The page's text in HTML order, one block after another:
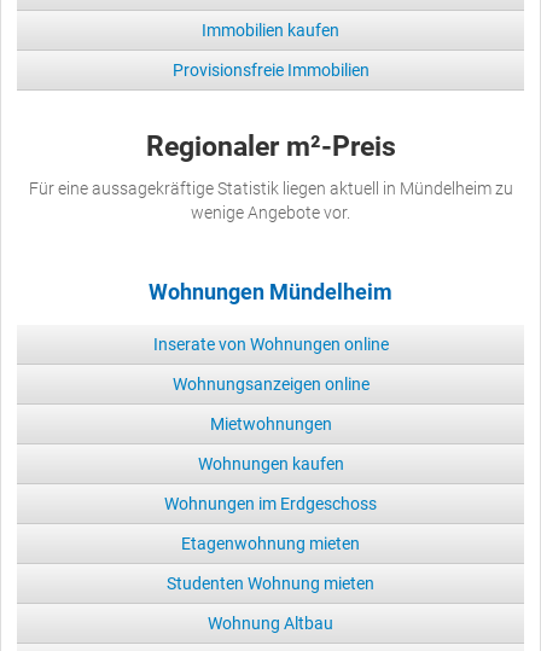
Immobilien kaufen
Provisionsfreie Immobilien
Regionaler m²-Preis
Für eine aussagekräftige Statistik liegen aktuell in Mündelheim zu
wenige Angebote vor.
Wohnungen Mündelheim
Inserate von Wohnungen online
Wohnungsanzeigen online
Mietwohnungen
Wohnungen kaufen
Wohnungen im Erdgeschoss
Etagenwohnung mieten
Studenten Wohnung mieten
Wohnung Altbau